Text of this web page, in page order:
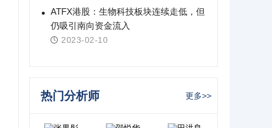
ATFX港股：生物科技板块连续走低，但
仍吸引南向资金流入
2023-02-10
热门分析师 更多>>